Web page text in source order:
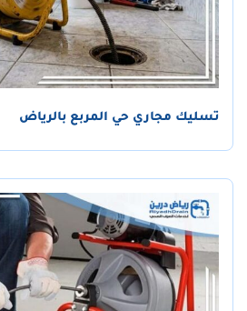
تسليك مجاري حي المربع بالرياض